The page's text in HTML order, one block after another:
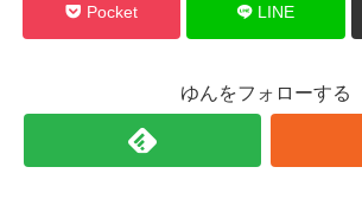
Pocket LINE
ゆんをフォローする